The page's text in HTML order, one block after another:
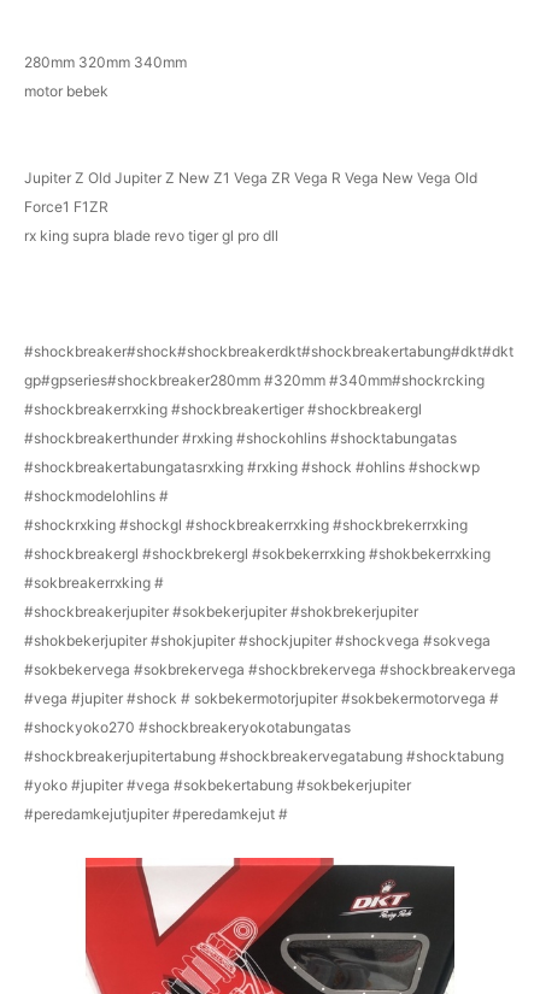
280mm 320mm 340mm
motor bebek
Jupiter Z Old Jupiter Z New Z1 Vega ZR Vega R Vega New Vega Old
Force1 F1ZR
rx king supra blade revo tiger gl pro dll
#shockbreaker#shock#shockbreakerdkt#shockbreakertabung#dkt#dkt
gp#gpseries#shockbreaker280mm #320mm #340mm#shockrcking
#shockbreakerrxking #shockbreakertiger #shockbreakergl
#shockbreakerthunder #rxking #shockohlins #shocktabungatas
#shockbreakertabungatasrxking #rxking #shock #ohlins #shockwp
#shockmodelohlins #
#shockrxking #shockgl #shockbreakerrxking #shockbrekerrxking
#shockbreakergl #shockbrekergl #sokbekerrxking #shokbekerrxking
#sokbreakerrxking #
#shockbreakerjupiter #sokbekerjupiter #shokbrekerjupiter
#shokbekerjupiter #shokjupiter #shockjupiter #shockvega #sokvega
#sokbekervega #sokbrekervega #shockbrekervega #shockbreakervega
#vega #jupiter #shock # sokbekermotorjupiter #sokbekermotorvega #
#shockyoko270 #shockbreakeryokotabungatas
#shockbreakerjupitertabung #shockbreakervegatabung #shocktabung
#yoko #jupiter #vega #sokbekertabung #sokbekerjupiter
#peredamkejutjupiter #peredamkejut #